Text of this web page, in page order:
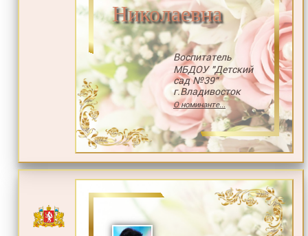
Николаевна
Воспитатель
МБДОУ "Детский
сад №39"
г.Владивосток
О номинанте...